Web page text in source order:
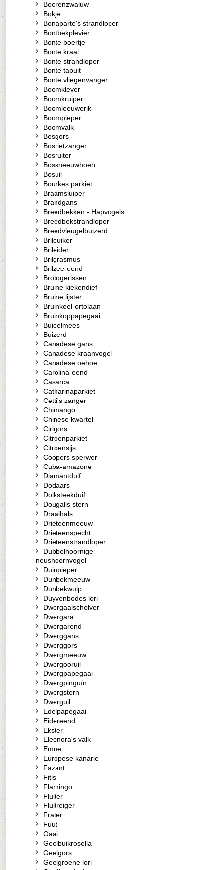
Boerenzwaluw
Bokje
Bonaparte's strandloper
Bontbekplevier
Bonte boertje
Bonte kraai
Bonte strandloper
Bonte tapuit
Bonte vliegenvanger
Boomklever
Boomkruiper
Boomleeuwerik
Boompieper
Boomvalk
Bosgors
Bosrietzanger
Bosruiter
Bossneeuwhoen
Bosuil
Bourkes parkiet
Braamsluiper
Brandgans
Breedbekken - Hapvogels
Breedbekstrandloper
Breedvleugelbuizerd
Brilduiker
Brileider
Brilgrasmus
Brilzee-eend
Brotogerissen
Bruine kiekendief
Bruine lijster
Bruinkeel-ortolaan
Bruinkoppapegaai
Buidelmees
Buizerd
Canadese gans
Canadese kraanvogel
Canadese oehoe
Carolina-eend
Casarca
Catharinaparkiet
Cetti's zanger
Chimango
Chinese kwartel
Cirlgors
Citroenparkiet
Citroensijs
Coopers sperwer
Cuba-amazone
Diamantduif
Dodaars
Dolksteekduif
Dougalls stern
Draaihals
Drieteenmeeuw
Drieteenspecht
Drieteenstrandloper
Dubbelhoornige
neushoornvogel
Duinpieper
Dunbekmeeuw
Dunbekwulp
Duyvenbodes lori
Dwergaalscholver
Dwergara
Dwergarend
Dwerggans
Dwerggors
Dwergmeeuw
Dwergooruil
Dwergpapegaai
Dwergpinguïn
Dwergstern
Dwerguil
Edelpapegaai
Eidereend
Ekster
Eleonora's valk
Emoe
Europese kanarie
Fazant
Fitis
Flamingo
Fluiter
Fluitreiger
Frater
Fuut
Gaai
Geelbuikrosella
Geelgors
Geelgroene lori